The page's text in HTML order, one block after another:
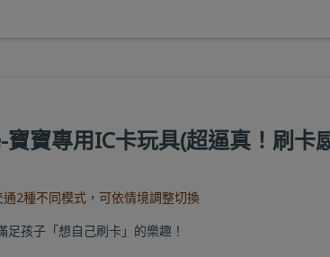
寶寶專用IC卡玩具(超逼真！刷卡
2種不同模式，可依情境調整切換
足孩子「想自己刷卡」的樂趣！